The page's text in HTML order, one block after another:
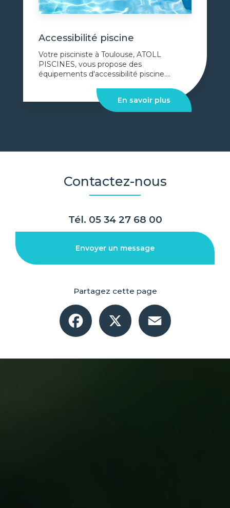
Accessibilité piscine
Votre pisciniste à Toulouse, ATOLL
PISCINES, vous propose des
équipements d'accessibilité piscine....
En savoir plus
Contactez-nous
Tél. 05 34 27 68 00
Envoyer un message
Partagez cette page
Facebook